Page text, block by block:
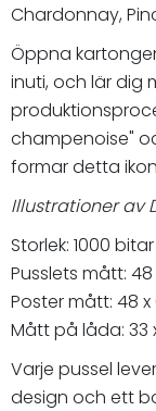
Chardonnay,
Öppna
inuti, och lär dig
champenoise"
formar detta
Illustrationer av
Storlek: 1000 bitar
Pusslets mått: 48
Poster mått: 48 x
Mått på låda: 33 x
Varje pussel
design och ett